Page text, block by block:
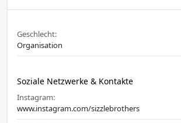
Geschlecht:
Organisation
Soziale Netzwerke & Kontakte
Instagram:
www.instagram.com/sizzlebrothers